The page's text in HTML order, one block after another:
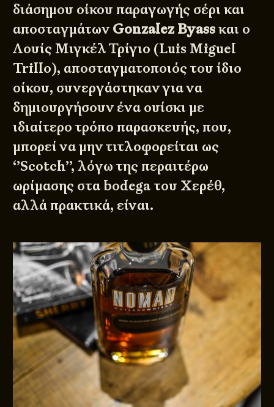
διάσημου οίκου παραγωγής σέρι και
αποσταγμάτων Gonzalez Byassκαι ο
Λουίς Μιγκέλ Τρίγιο (Luis Miguel
Trillo), αποσταγματοποιός του ίδιο
οίκου, συνεργάστηκαν για να
δημιουργήσουν ένα ουίσκι με
ιδιαίτερο τρόπο παρασκευής, που,
μπορεί να μην τιτλοφορείται ως
‘’Scotch’’, λόγω της περαιτέρω
ωρίμασης στα bodega του Χερέθ,
αλλά πρακτικά, είναι.